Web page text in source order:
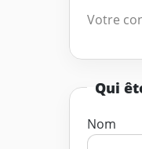
Votre
Qui
Nom